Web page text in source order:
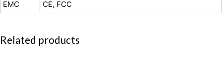
EMC
CE, FCC
Related products